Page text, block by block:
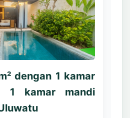
dengan 1 kamar
1 kamar mandi